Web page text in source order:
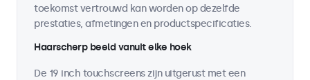
toekomst vertrouwd kan worden op dezelfde
prestaties, afmetingen en productspecificaties.
Haarscherp beeld vanuit elke hoek
De 19 inch touchscreens zijn uitgerust met een